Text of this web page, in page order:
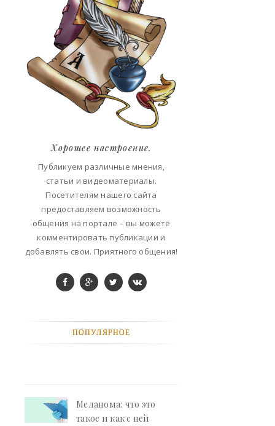
ГОРОДА
ЭКСПЕРЕМЕНТЫ
ЖИЛЬЕ
ЗВЕЗДЫ
Хорошее настроение.
Публикуем различные мнения,
статьи и видеоматериалы.
Посетителям нашего сайта
предоставляем возможность
общения на портале – вы можете
комментировать публикации и
добавлять свои. Приятного общения!
ПОПУЛЯРНОЕ
Меланома: что это
такое и как с ней